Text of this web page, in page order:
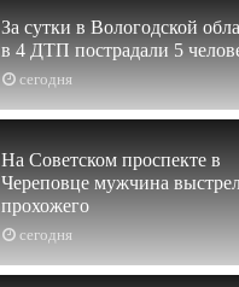
сегодня
За сутки в Вологодской
в 4 ДТП пострадали 5
сегодня
На Советском проспекте в
Череповце мужчина
прохожего